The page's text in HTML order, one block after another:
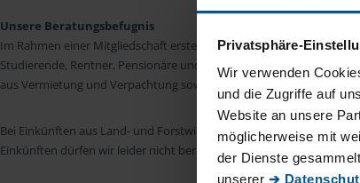
Privatsphäre-
Wir verwenden
und die Zugriffe auf
Website an unsere
möglicherweise mit
der Dienste
unserer ➔
Unsere Beratungsbefugnis
Im Rahmen einer Mitgliedschaft erstellen wir die
Studierende, Rentner, Pensionäre und Unterhaltsempfänger nach §
aus Vermietung und Verpachtung sowie Kapitalerträgen sind wir in
Bei Einkünften aus Land- und Forstwirtschaft, aus
Einkünften dürfen wir leider nicht beraten.